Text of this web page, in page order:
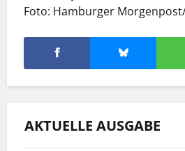
Foto: Hamburger
AKTUELLE AUSGABE